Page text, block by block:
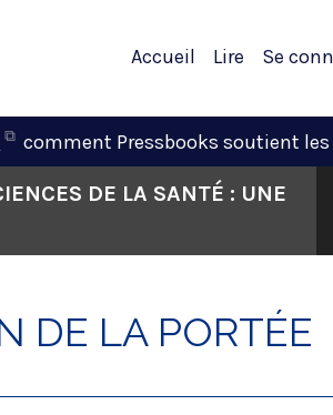
Navigation
Accueil Lire Se
(opens
in
new
comment Pressbooks soutient
DE LA SANTÉ : UNE
DE LA PORTÉE